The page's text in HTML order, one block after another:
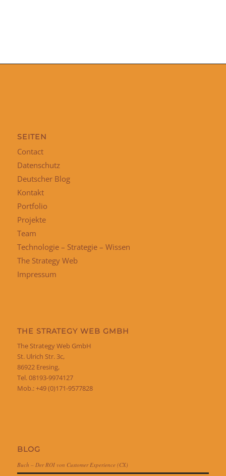
SEITEN
Contact
Datenschutz
Deutscher Blog
Kontakt
Portfolio
Projekte
Team
Technologie – Strategie – Wissen
The Strategy Web
Impressum
THE STRATEGY WEB GMBH
The Strategy Web GmbH
St. Ulrich Str. 3c,
86922 Eresing,
Tel. 08193-9974127
Mob.: +49 (0)171-9577828
BLOG
Buch – Der ROI von Customer Experience (CX)